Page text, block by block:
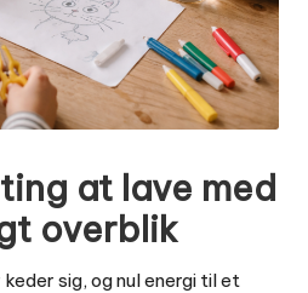
at lave med
overblik
sig, og nul energi til et